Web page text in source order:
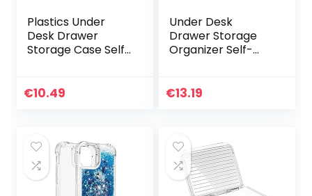
Plastics Under
Desk Drawer
Storage Case Self-
Organizing with
€10.49
Under Desk
Drawer Storage
Organizer Self-
Vanity Cabinet
€13.19